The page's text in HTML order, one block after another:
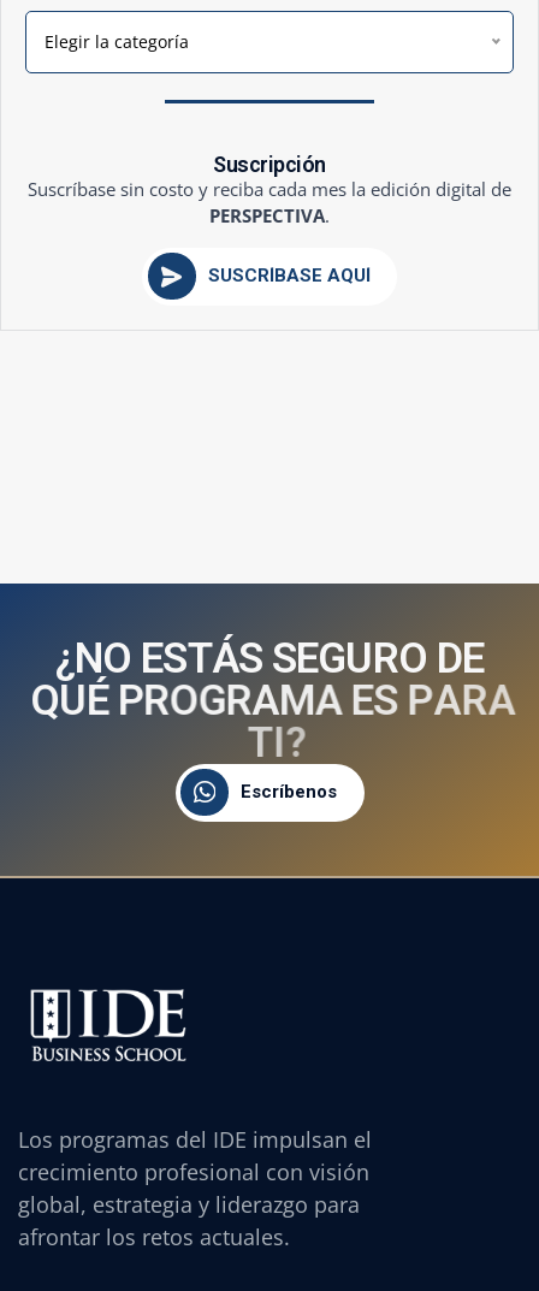
Elegir la categoría
Suscripción
Suscríbase sin costo y reciba cada mes la edición digital de
PERSPECTIVA.
SUSCRÍBASE AQUÍ
¿NO ESTÁS SEGURO DE
QUÉ PROGRAMA ES PARA
TI?
Escríbenos
Los programas del IDE impulsan el
crecimiento profesional con visión
global, estrategia y liderazgo para
afrontar los retos actuales.